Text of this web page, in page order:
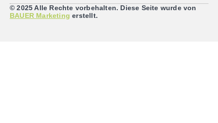
© 2025 Alle Rechte vorbehalten. Diese Seite wurde von
BAUER Marketing erstellt.